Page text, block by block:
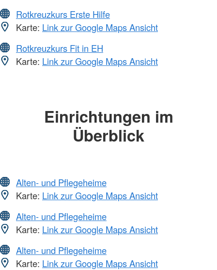
Rotkreuzkurs Erste Hilfe
Karte: Link zur Google Maps Ansicht
Rotkreuzkurs Fit in EH
Karte: Link zur Google Maps Ansicht
Einrichtungen im
Überblick
Alten- und Pflegeheime
Karte: Link zur Google Maps Ansicht
Alten- und Pflegeheime
Karte: Link zur Google Maps Ansicht
Alten- und Pflegeheime
Karte: Link zur Google Maps Ansicht